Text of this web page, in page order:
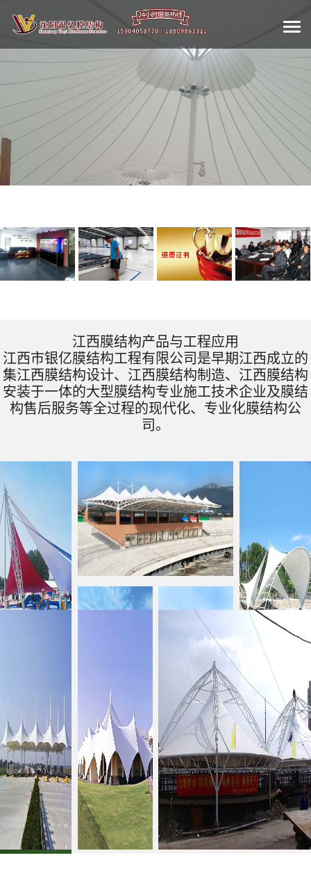
江西膜结构产品与工程应用
江西市银亿膜结构工程有限公司是早期江西成立的
集江西膜结构设计、江西膜结构制造、江西膜结构
安装于一体的大型膜结构专业施工技术企业及膜结
构售后服务等全过程的现代化、专业化膜结构公
司。